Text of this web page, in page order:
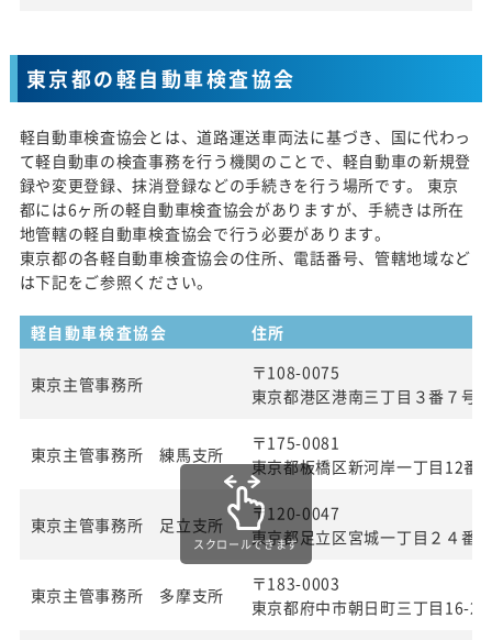
東京都の軽自動車検査協会
軽自動車検査協会とは、道路運送車両法に基づき、国に代わっ
て軽自動車の検査事務を行う機関のことで、軽自動車の新規登
録や変更登録、抹消登録などの手続きを行う場所です。 東京
都には6ヶ所の軽自動車検査協会がありますが、手続きは所在
地管轄の軽自動車検査協会で行う必要があります。
東京都の各軽自動車検査協会の住所、電話番号、管轄地域など
は下記をご参照ください。
軽自動車検査協会 住所
東京主管事務所
〒108-0075
東京都港区港南三丁目３番７号
東京主管事務所 練馬支所
〒175-0081
東京都板橋区新河岸一丁目12番
東京主管事務所 足立支所
〒120-0047
東京都足立区宮城一丁目２４番
東京主管事務所 多摩支所
〒183-0003
東京都府中市朝日町三丁目16-22
スクロールできます